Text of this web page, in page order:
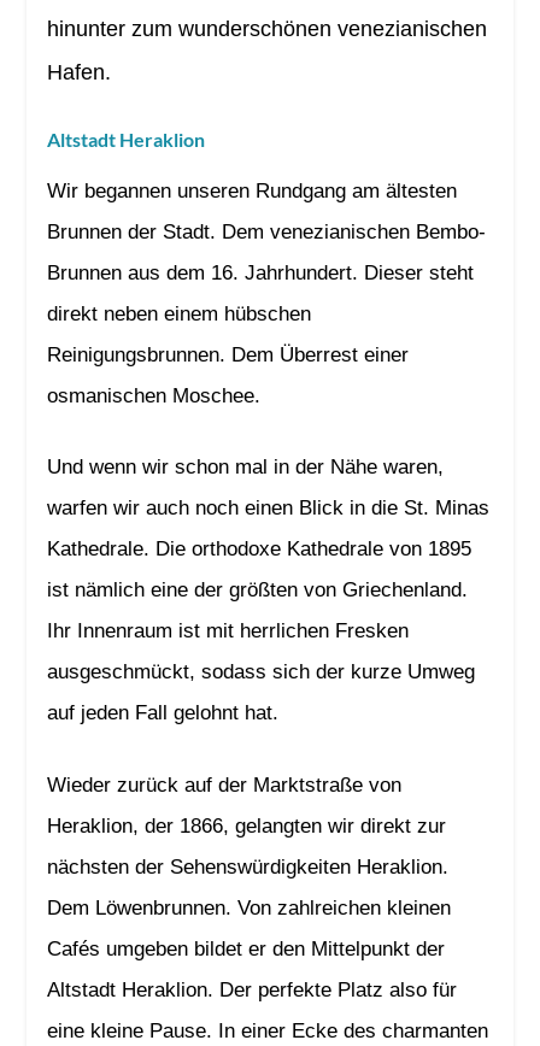
hinunter zum wunderschönen venezianischen
Hafen.
Altstadt Heraklion
Wir begannen unseren Rundgang am ältesten
Brunnen der Stadt. Dem venezianischen Bembo-
Brunnen aus dem 16. Jahrhundert. Dieser steht
direkt neben einem hübschen
Reinigungsbrunnen. Dem Überrest einer
osmanischen Moschee.
Und wenn wir schon mal in der Nähe waren,
warfen wir auch noch einen Blick in die St. Minas
Kathedrale. Die orthodoxe Kathedrale von 1895
ist nämlich eine der größten von Griechenland.
Ihr Innenraum ist mit herrlichen Fresken
ausgeschmückt, sodass sich der kurze Umweg
auf jeden Fall gelohnt hat.
Wieder zurück auf der Marktstraße von
Heraklion, der 1866, gelangten wir direkt zur
nächsten der Sehenswürdigkeiten Heraklion.
Dem Löwenbrunnen. Von zahlreichen kleinen
Cafés umgeben bildet er den Mittelpunkt der
Altstadt Heraklion. Der perfekte Platz also für
eine kleine Pause. In einer Ecke des charmanten